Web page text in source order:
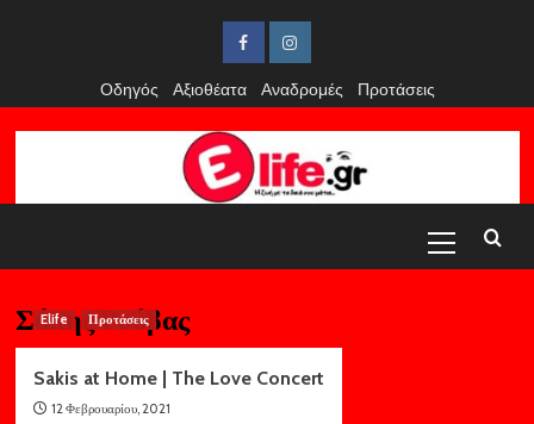
FacebookInstagram
Οδηγός
Αξιοθέατα Αναδρομές Προτάσεις
Menu
Σάκης Ρούβας
Elife Προτάσεις
Sakis at Home | The Love Concert
12 Φεβρουαρίου, 2021